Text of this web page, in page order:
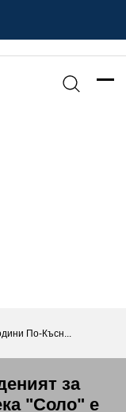
По-Късн...
за
"Соло" е